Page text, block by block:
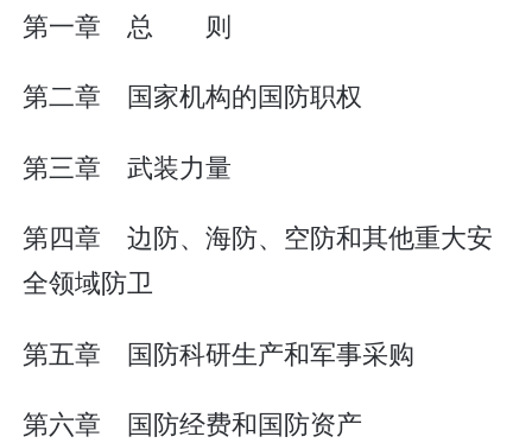
第一章 总 则
第二章 国家机构的国防职权
第三章 武装力量
第四章 边防、海防、空防和其他重大安
全领域防卫
第五章 国防科研生产和军事采购
第六章 国防经费和国防资产